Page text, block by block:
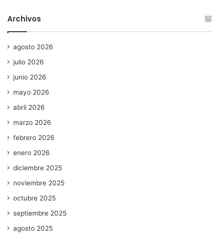
Archivos
agosto 2026
julio 2026
junio 2026
mayo 2026
abril 2026
marzo 2026
febrero 2026
enero 2026
diciembre 2025
noviembre 2025
octubre 2025
septiembre 2025
agosto 2025